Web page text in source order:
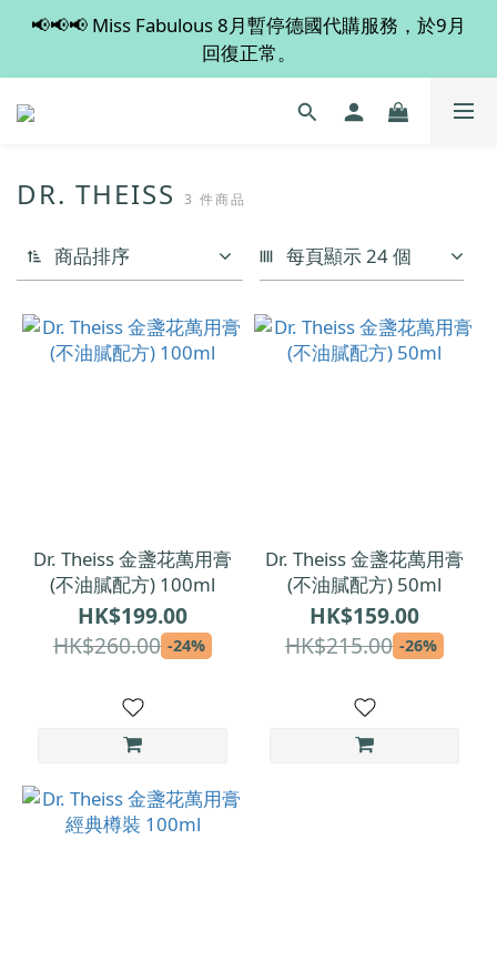
💡 全店滿 $600 免運費，買多件更抵！
📢📢📢 Miss Fabulous 8月暫停德國代購服務，於9月
回復正常。
💡 全店滿 $600 免運費，買多件更抵！
DR. THEISS 3 件商品
商品排序 每頁顯示 24 個
Dr. Theiss 金盞花萬用膏
(不油膩配方) 100ml
HK$199.00
HK$260.00 -24%
Dr. Theiss 金盞花萬用膏
(不油膩配方) 50ml
HK$159.00
HK$215.00 -26%